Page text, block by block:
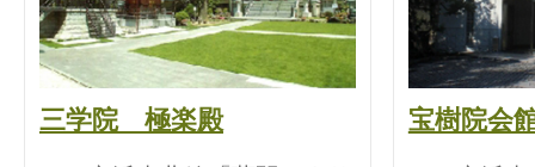
三学院 極楽殿 宝樹院会